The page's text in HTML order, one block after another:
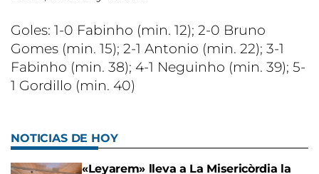
Goles: 1-0 Fabinho (min. 12); 2-0 Bruno
Gomes (min. 15); 2-1 Antonio (min. 22); 3-1
Fabinho (min. 38); 4-1 Neguinho (min. 39); 5-
1 Gordillo (min. 40)
NOTICIAS DE HOY
«Leyarem» lleva a La Misericòrdia la